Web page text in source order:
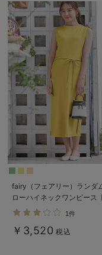
fairy（フェアリー）ランダ
ローハイネックワンピース
も長く使える】
1件
￥3,520 税込